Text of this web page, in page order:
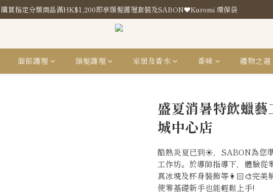
購買指定分類商品滿HK$1,200即享頭髮護理套裝及SABON❤️Kuromi 環保袋
購買指定分類商品滿HK$1,200即享頭髮護理套裝及SABON❤️Kuromi 環保袋
門市地址
購買指定分類商品滿HK$1,200即享頭髮護理套裝及SABON❤️Kuromi 環保袋
面部護理 頭髮護理 家居及香水 香味 禮物之選
盛夏消暑特飲蠟藝
城中心店
酷熱炎夏已到☀️，SABON為您
工作坊。於導師指導下，體驗從
真冰塊及杯身裝飾等👩🏻‍🎨完美
使零基礎新手也能輕鬆上手!